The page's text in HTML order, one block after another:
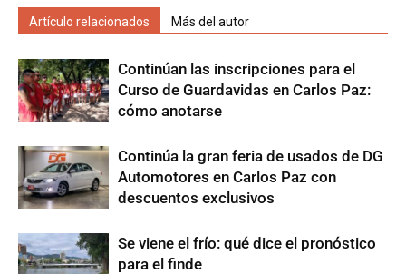
Artículo relacionados Más del autor
Continúan las inscripciones para el
Curso de Guardavidas en Carlos Paz:
cómo anotarse
Continúa la gran feria de usados de DG
Automotores en Carlos Paz con
descuentos exclusivos
Se viene el frío: qué dice el pronóstico
para el finde